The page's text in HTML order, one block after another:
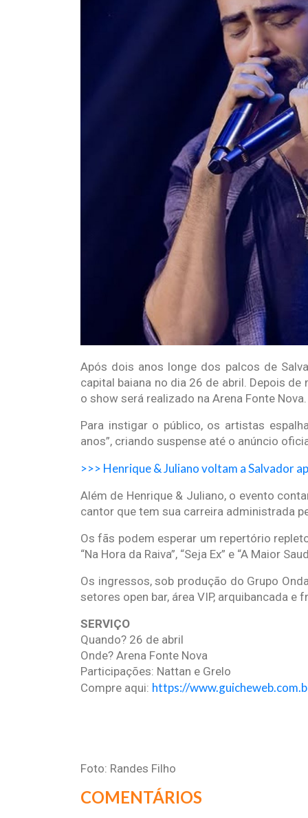
Após dois anos longe dos palcos de
capital baiana no dia 26 de abril. Depois
o show será realizado na Arena Fonte Nova.
Para instigar o público, os artistas
anos”, criando suspense até o anúncio
>>> Henrique & Juliano voltam a Salvador
Além de Henrique & Juliano, o evento
cantor que tem sua carreira administrada
Os fãs podem esperar um repertório
“Na Hora da Raiva”, “Seja Ex” e “A Maior
Os ingressos, sob produção do Grupo
setores open bar, área VIP, arquibancada e
SERVIÇO
Quando? 26 de abril
Onde? Arena Fonte Nova
Participações: Nattan e Grelo
Compre aqui: https://
Foto: Randes Filho
COMENTÁRIOS